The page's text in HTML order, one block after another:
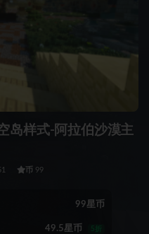
岛样式-阿拉伯沙漠主
币 99
99星币
49.5星币 5折